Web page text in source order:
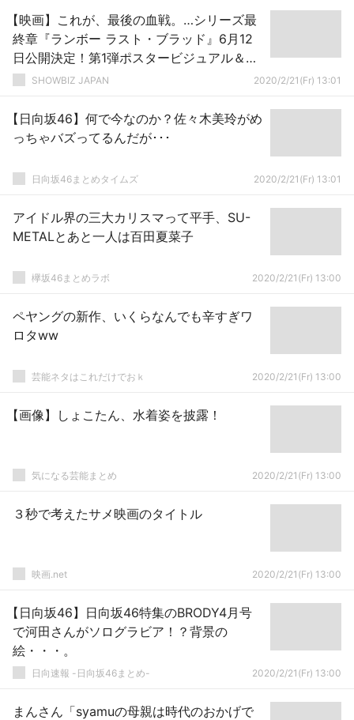
【映画】これが、最後の血戦。…シリーズ最
終章『ランボー ラスト・ブラッド』6月12
日公開決定！第1弾ポスタービジュアル＆特
報映像解禁
SHOWBIZ JAPAN 2020/2/21(Fr) 13:01
【日向坂46】何で今なのか？佐々木美玲がめ
っちゃバズってるんだが･･･
日向坂46まとめタイムズ 2020/2/21(Fr) 13:01
アイドル界の三大カリスマって平手、SU-
METALとあと一人は百田夏菜子
欅坂46まとめラボ 2020/2/21(Fr) 13:00
ペヤングの新作、いくらなんでも辛すぎワ
ロタww
芸能ネタはこれだけでおｋ 2020/2/21(Fr) 13:00
【画像】しょこたん、水着姿を披露！
気になる芸能まとめ 2020/2/21(Fr) 13:00
３秒で考えたサメ映画のタイトル
映画.net 2020/2/21(Fr) 13:00
【日向坂46】日向坂46特集のBRODY4月号
で河田さんがソログラビア！？背景の
絵・・・。
日向速報 -日向坂46まとめ- 2020/2/21(Fr) 13:00
まんさん「syamuの母親は時代のおかげで